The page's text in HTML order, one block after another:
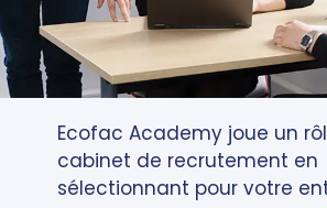
Ecofac Academy joue un
cabinet de recrutement en
sélectionnant pour votre